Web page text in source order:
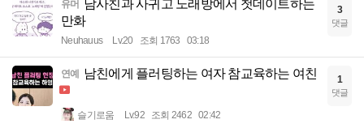
유머 남사친과 사귀고 노래방에서 첫데이트하는
만화
Neuhauus Lv.20 조회 1763 03:18
3
댓글
연예 남친에게 플러팅하는 여자 참교육하는 여친
슬기로움 Lv.92 조회 2462 02:42
1
댓글